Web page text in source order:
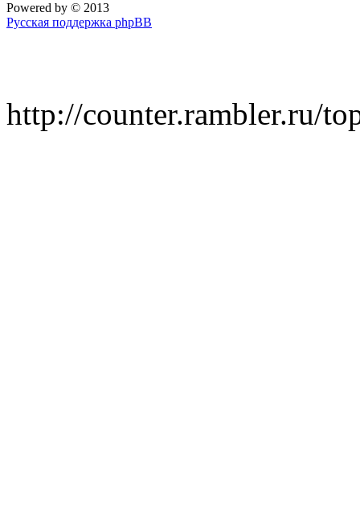
Powered by © 2013
Русская поддержка phpBB
http://counter.rambler.ru/